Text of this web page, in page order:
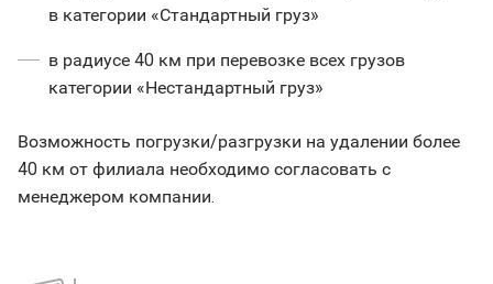
в категории «Стандартный груз»
в радиусе 40 км при перевозке всех грузов
категории «Нестандартный груз»
Возможность погрузки/разгрузки на удалении более
40 км от филиала необходимо согласовать с
менеджером компании.